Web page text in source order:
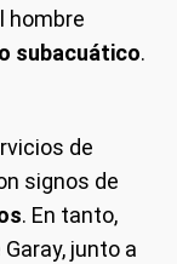
hombre
subacuático.
de
signos de
. En tanto,
junto a